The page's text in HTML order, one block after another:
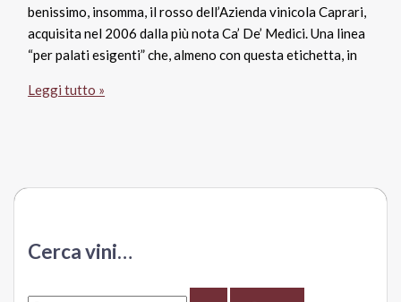
benissimo, insomma, il rosso dell’Azienda vinicola Caprari,
acquisita nel 2006 dalla più nota Ca’ De’ Medici. Una linea
“per palati esigenti” che, almeno con questa etichetta, in
Lambrusco
Leggi tutto »
Cerca vini…